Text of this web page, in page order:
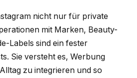
nicht nur für private
mit Marken, Beauty-
Labels sind ein fester
Sie versteht es, Werbung
zu integrieren und so